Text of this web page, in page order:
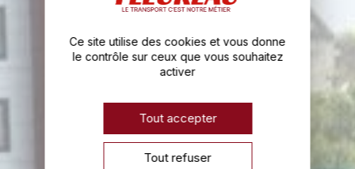
Ce site utilise des cookies et vous donne
le contrôle sur ceux que vous souhaitez
activer
Tout accepter
Tout refuser